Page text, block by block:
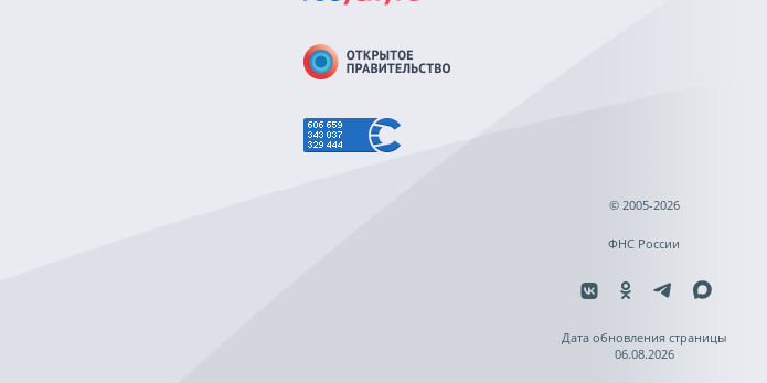
© 2005-2026
ФНС России
Дата обновления страницы
06.08.2026